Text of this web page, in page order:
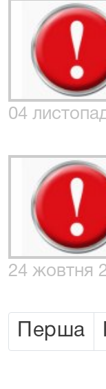
04
24 жовтня
Перша